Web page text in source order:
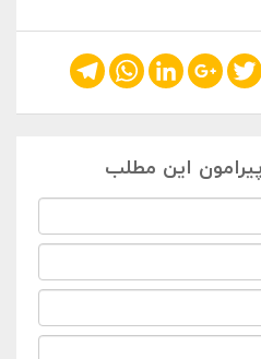
Twitter
Google+
LinkedIn
WhatsApp
Telegram
این مطلب